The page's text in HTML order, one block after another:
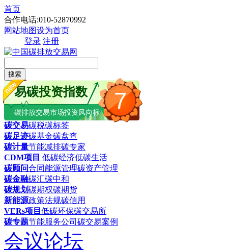
首页
合作电话:010-52870992
网站地图设为首页
登录 注册
搜索
7
易碳投资指数
碳排放交易市场投资风向标
碳交易碳税碳标签
碳足迹碳基金碳盘查
碳计量节能减排碳专家
CDM项目 低碳经济低碳生活
碳顾问合同能源管理碳资产管理
碳金融碳汇碳中和
碳规划碳期权碳期货
新能源政策法规碳信用
VERs项目 低碳环保碳交易所
碳专题节能服务公司 碳交易案例
会议论坛